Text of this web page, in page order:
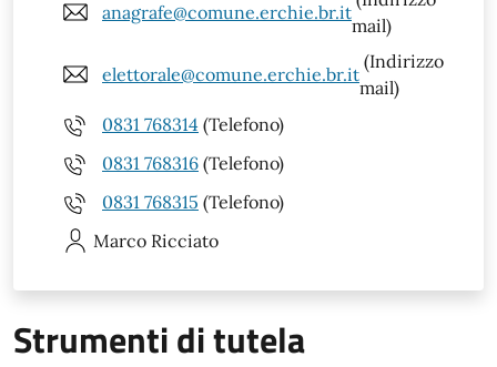
anagrafe@comune.erchie.br.it
mail)
elettorale@comune.erchie.br.it
(Indirizzo
mail)
0831 768314 (Telefono)
0831 768316 (Telefono)
0831 768315 (Telefono)
Marco Ricciato
Strumenti di tutela